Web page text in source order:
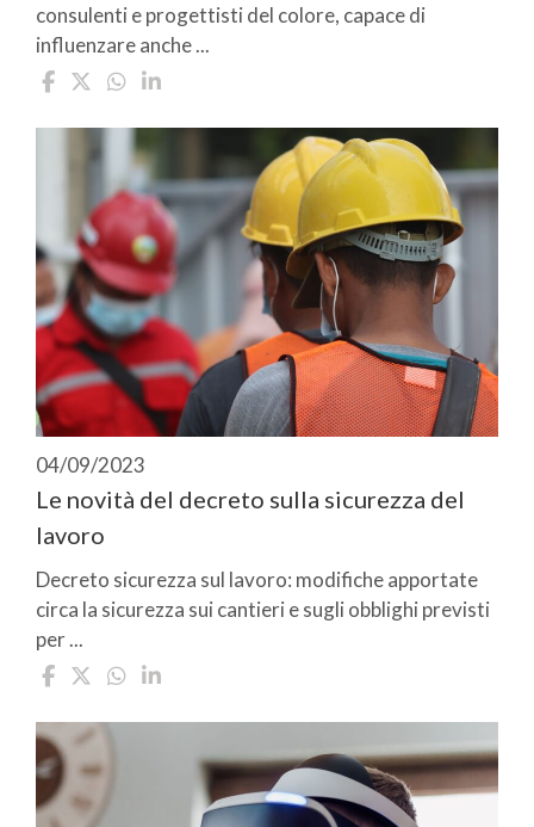
consulenti e progettisti del colore, capace di
influenzare anche ...
04/09/2023
Le novità del decreto sulla sicurezza del
lavoro
Decreto sicurezza sul lavoro: modifiche apportate
circa la sicurezza sui cantieri e sugli obblighi previsti
per ...